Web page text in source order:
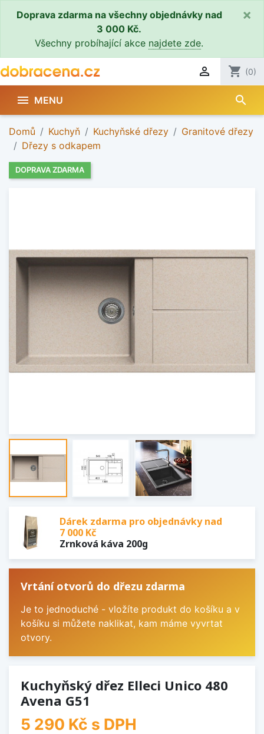
Doprava zdarma na všechny objednávky nad
3 000 Kč.
Všechny probíhající akce najdete zde.
×
 shopping_cart (0)
 MENU search
Domů Kuchyň Kuchyňské dřezy
Granitové dřezy
Dřezy s odkapem
DOPRAVA ZDARMA
Dárek zdarma pro objednávky nad
7 000 Kč
Zrnková káva 200g
Vrtání otvorů do dřezu zdarma
Je to jednoduché - vložíte produkt do košíku a v
košíku si můžete naklikat, kam máme vyvrtat
otvory.
Kuchyňský dřez Elleci Unico 480
Avena G51
5 290 Kč s DPH